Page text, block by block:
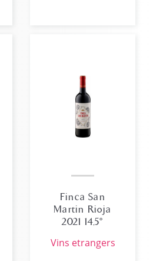
Finca San
Martin Rioja
2021 14,5°
vins etrangers